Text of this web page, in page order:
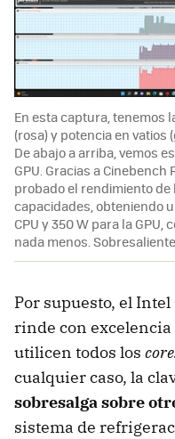
En esta captura, tenemos
(rosa) y potencia en
De abajo a arriba, vemos
GPU. Gracias a Cinebench
probado el rendimiento
capacidades, obteniendo
CPU y 350 W para la
nada menos.
Por supuesto, el
rinde con
utilicen todos los
cualquier caso, la
sobresalga sobre
sistema de